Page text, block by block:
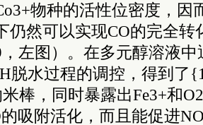
物种的活性位密度，因
仍然可以实现CO的完全转
左图）。在多元醇溶液中
脱水过程的调控，得到了
米棒，同时暴露出Fe3+和
吸附活化，而且能促进